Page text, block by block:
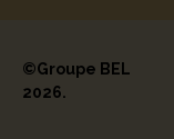
©Groupe BEL
2026.